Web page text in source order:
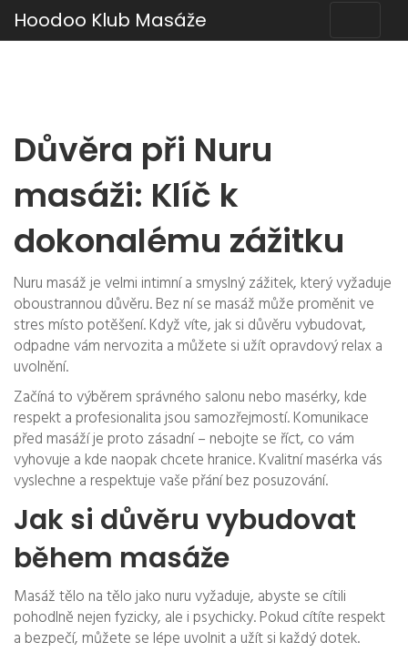
Hoodoo Klub Masáže
Důvěra při Nuru
masáži: Klíč k
dokonalému zážitku
Nuru masáž je velmi intimní a smyslný zážitek, který vyžaduje
oboustrannou důvěru. Bez ní se masáž může proměnit ve
stres místo potěšení. Když víte, jak si důvěru vybudovat,
odpadne vám nervozita a můžete si užít opravdový relax a
uvolnění.
Začíná to výběrem správného salonu nebo masérky, kde
respekt a profesionalita jsou samozřejmostí. Komunikace
před masáží je proto zásadní – nebojte se říct, co vám
vyhovuje a kde naopak chcete hranice. Kvalitní masérka vás
vyslechne a respektuje vaše přání bez posuzování.
Jak si důvěru vybudovat
během masáže
Masáž tělo na tělo jako nuru vyžaduje, abyste se cítili
pohodlně nejen fyzicky, ale i psychicky. Pokud cítíte respekt
a bezpečí, můžete se lépe uvolnit a užít si každý dotek.